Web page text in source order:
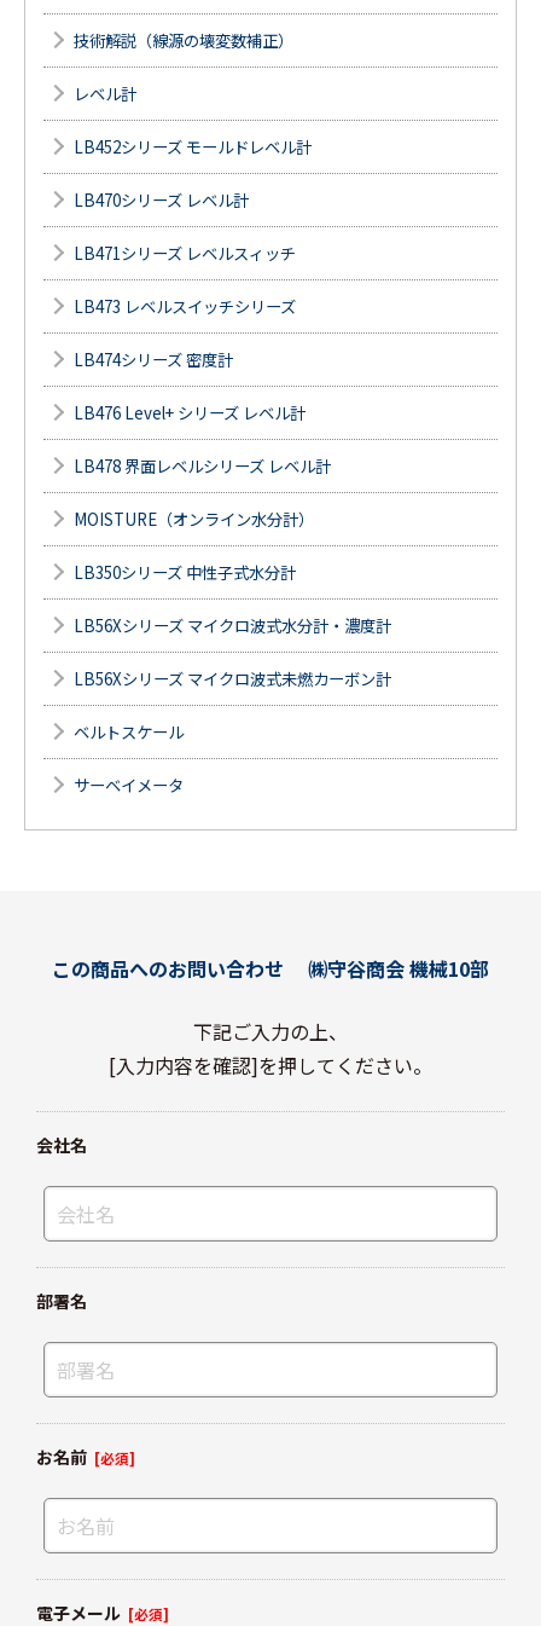
技術解説（線源の壊変数補正）
レベル計
LB452シリーズ モールドレベル計
LB470シリーズ レベル計
LB471シリーズ レベルスィッチ
LB473 レベルスイッチシリーズ
LB474シリーズ 密度計
LB476 Level+ シリーズ レベル計
LB478 界面レベルシリーズ レベル計
MOISTURE（オンライン水分計）
LB350シリーズ 中性子式水分計
LB56Xシリーズ マイクロ波式水分計・濃度計
LB56Xシリーズ マイクロ波式未燃カーボン計
ベルトスケール
サーベイメータ
この商品へのお問い合わせ ㈱守谷商会 機械10部
下記ご入力の上、
[入力内容を確認]を押してください。
会社名
部署名
お名前 [必須]
電子メール [必須]